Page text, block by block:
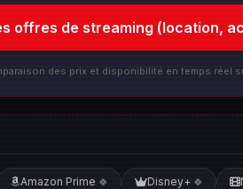
offres de streaming (location,
des prix et disponibilité en temps réel
Amazon Prime 🍀 Disney+ 🍀